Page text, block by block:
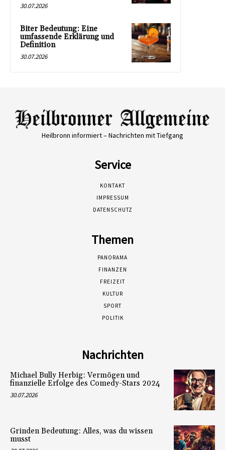
30.07.2026
Biter Bedeutung: Eine
umfassende Erklärung und
Definition
30.07.2026
Heilbronn informiert – Nachrichten mit Tiefgang
Service
KONTAKT
IMPRESSUM
DATENSCHUTZ
Themen
PANORAMA
FINANZEN
FREIZEIT
KULTUR
SPORT
POLITIK
Nachrichten
Michael Bully Herbig: Vermögen und
finanzielle Erfolge des Comedy-Stars 2024
30.07.2026
Grinden Bedeutung: Alles, was du wissen
musst